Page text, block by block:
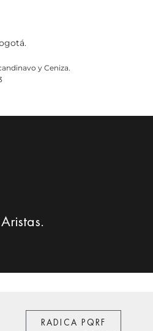
y Ceniza.
RADICA PQRF